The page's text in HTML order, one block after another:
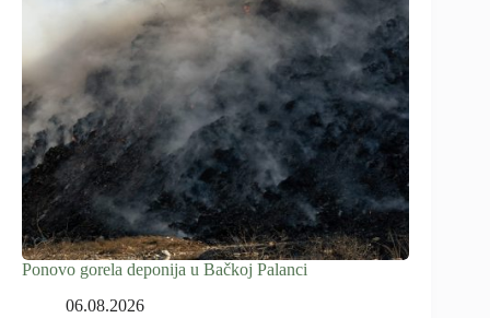
Ponovo gorela deponija u Bačkoj Palanci
06.08.2026